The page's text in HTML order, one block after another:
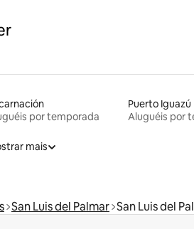
por temporada
Puerto Iguazú
Aluguéis por
mais
San Luis del Palmar San Luis del